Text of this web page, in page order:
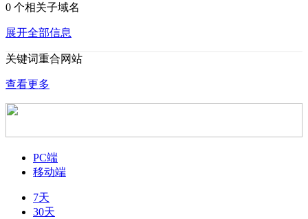
0 个相关子域名
展开全部信息
关键词重合网站
查看更多
PC端
移动端
7天
30天